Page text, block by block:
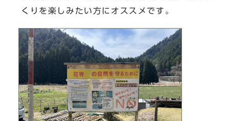
くりを楽しみたい方にオススメです。